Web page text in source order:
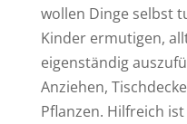
wollen Dinge selbst
Kinder ermutigen,
eigenständig
Anziehen,
Pflanzen. Hilfreich